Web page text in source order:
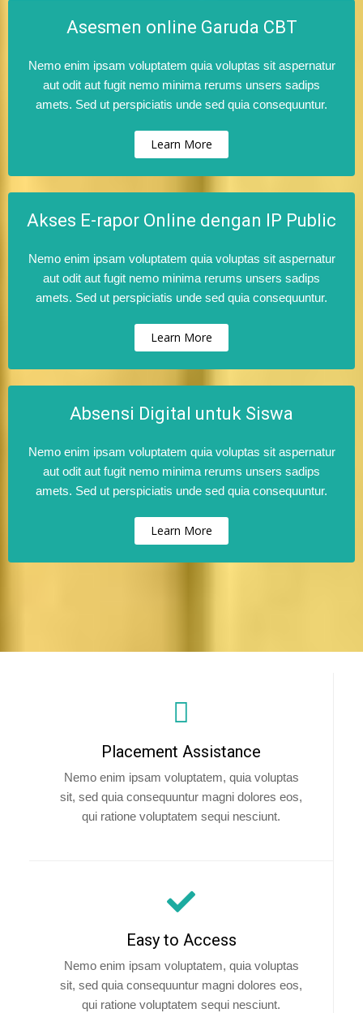
Asesmen online Garuda CBT
Nemo enim ipsam voluptatem quia voluptas sit aspernatur
aut odit aut fugit nemo minima rerums unsers sadips
amets. Sed ut perspiciatis unde sed quia consequuntur.
Learn More
Akses E-rapor Online dengan IP Public
Nemo enim ipsam voluptatem quia voluptas sit aspernatur
aut odit aut fugit nemo minima rerums unsers sadips
amets. Sed ut perspiciatis unde sed quia consequuntur.
Learn More
Absensi Digital untuk Siswa
Nemo enim ipsam voluptatem quia voluptas sit aspernatur
aut odit aut fugit nemo minima rerums unsers sadips
amets. Sed ut perspiciatis unde sed quia consequuntur.
Learn More
Placement Assistance
Nemo enim ipsam voluptatem, quia voluptas
sit, sed quia consequuntur magni dolores eos,
qui ratione voluptatem sequi nesciunt.
Easy to Access
Nemo enim ipsam voluptatem, quia voluptas
sit, sed quia consequuntur magni dolores eos,
qui ratione voluptatem sequi nesciunt.